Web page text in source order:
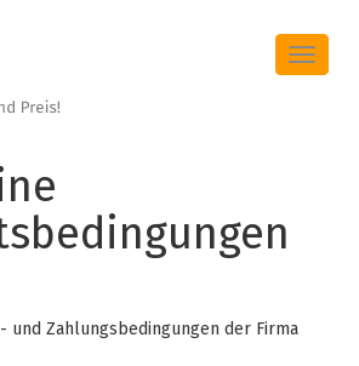
Toggle
und Zahlungsbedingungen der Firma